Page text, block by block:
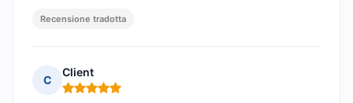
Recensione tradotta
C
Client
Nota: 5 su 5